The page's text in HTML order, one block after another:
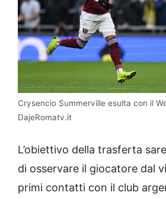
Crysencio Summerville esulta con il
DajeRomatv.it
L’obiettivo della trasferta
di osservare il giocatore dal
primi contatti con il club